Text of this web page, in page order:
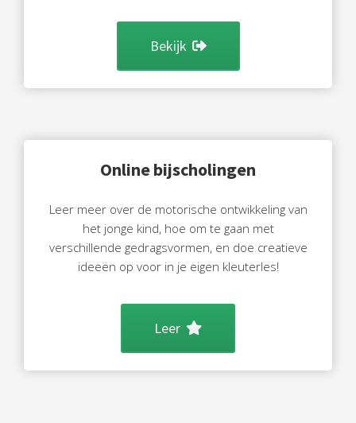
Bekijk
Online bijscholingen
Leer meer over de motorische ontwikkeling van
het jonge kind, hoe om te gaan met
verschillende gedragsvormen, en doe creatieve
ideeën op voor in je eigen kleuterles!
Leer